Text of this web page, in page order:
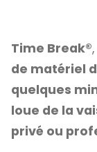
Time Break®
de matériel
quelques
loue de la
privé ou